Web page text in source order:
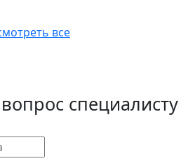
все
специалисту